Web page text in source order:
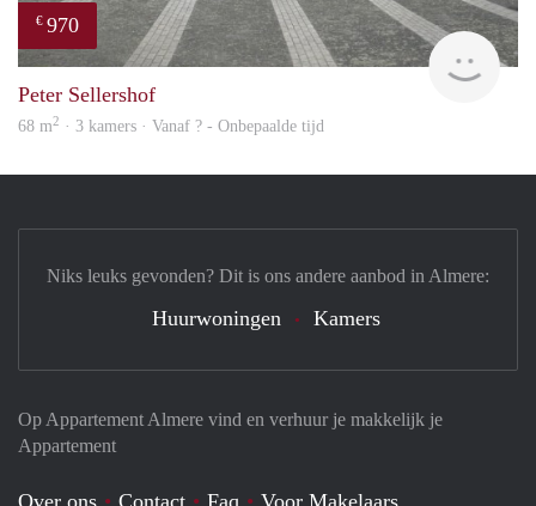
€ 970
Peter Sellershof
68 m2 · 3 kamers · Vanaf ? - Onbepaalde tijd
Op Appartement Almere vind en verhuur je makkelijk je
Appartement
Over ons Contact Faq Voor Makelaars
Niks leuks gevonden? Dit is ons andere aanbod in Almere:
Huurwoningen Kamers